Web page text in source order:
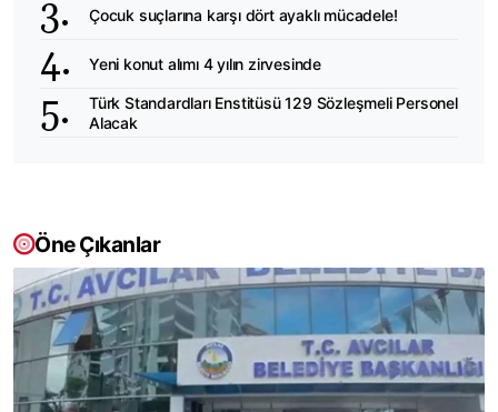
Çocuk suçlarına karşı dört ayaklı mücadele!
Yeni konut alımı 4 yılın zirvesinde
Türk Standardları Enstitüsü 129 Sözleşmeli Personel
Alacak
Öne Çıkanlar